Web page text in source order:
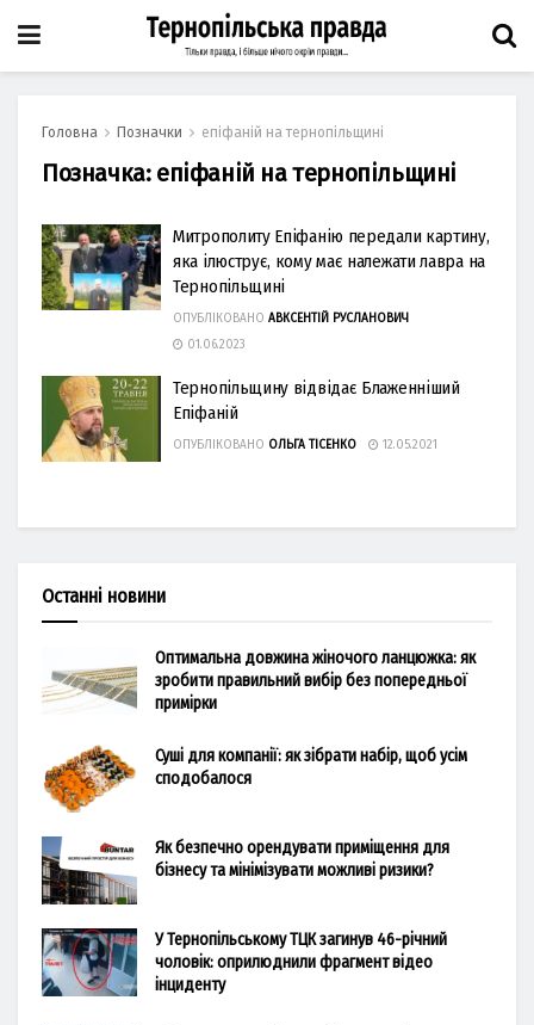
Головна Позначки епіфаній на тернопільщині
Позначка: епіфаній на тернопільщині
Митрополиту Епіфанію передали картину,
яка ілюструє, кому має належати лавра на
Тернопільщині
ОПУБЛІКОВАНО АВКСЕНТІЙ РУСЛАНОВИЧ
01.06.2023
Тернопільщину відвідає Блаженніший
Епіфаній
ОПУБЛІКОВАНО ОЛЬГА ТІСЕНКО 12.05.2021
Останні новини
Оптимальна довжина жіночого ланцюжка: як
зробити правильний вибір без попередньої
примірки
Суші для компанії: як зібрати набір, щоб усім
сподобалося
Як безпечно орендувати приміщення для
бізнесу та мінімізувати можливі ризики?
У Тернопільському ТЦК загинув 46-річний
чоловік: оприлюднили фрагмент відео
інциденту